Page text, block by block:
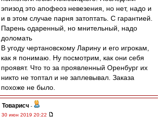
эпизод это апофеоз невезения, но нет, надо и
и в этом случае парня затоптать. С гарантией.
Парень одаренный, но мнительный, надо
доломать
В угоду чертановскому Ларину и его игрокам,
как я понимаю. Ну посмотрим, как они себя
проявят. Что то за проявленный Оренбург их
никто не топтал и не заплевывал. Заказа
похоже не было.
Товарисч -
30 июн 2019 20:22